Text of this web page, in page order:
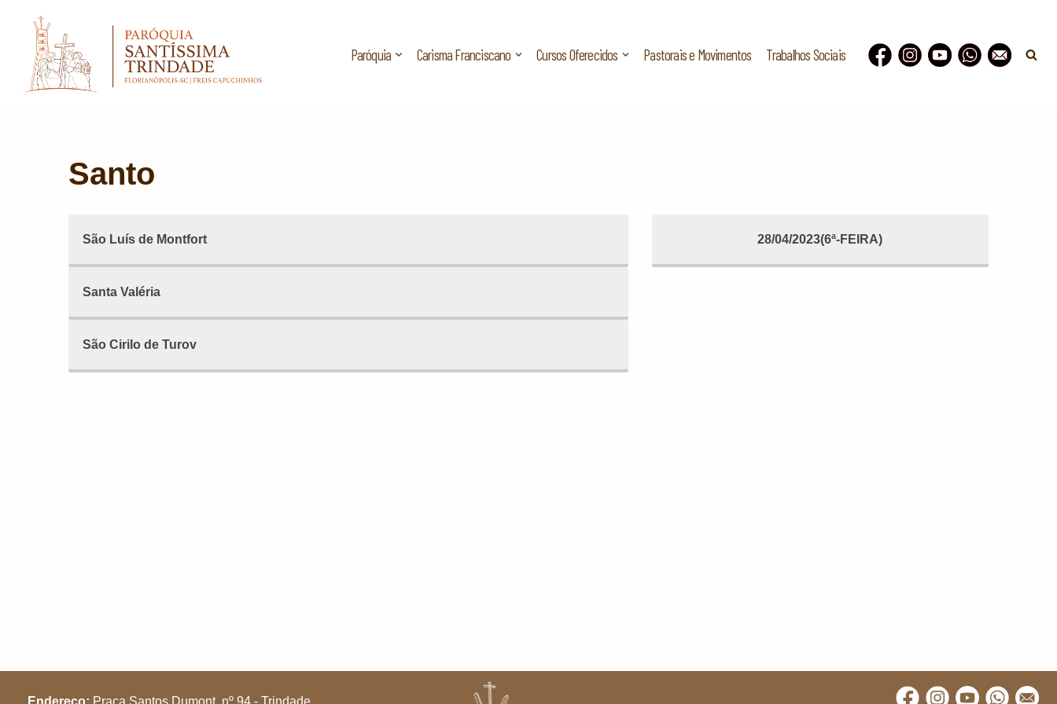
Pular
para
Paróquia Carisma Franciscano Cursos Oferecidos Pastorais e Movimentos Trabalhos Sociais
Santo
São Luís de Montfort
Santa Valéria
São Cirilo de Turov
28/04/2023(6ª-FEIRA)
Endereço: Praça Santos Dumont, nº 94 - Trindade